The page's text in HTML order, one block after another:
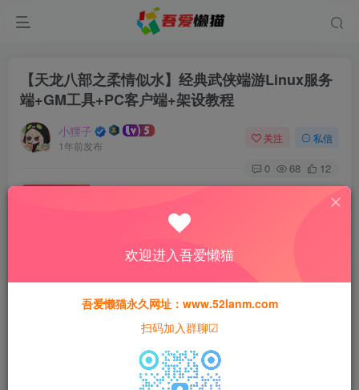
【天龙八部之柔情似水】经典武侠端游Linux服务
端+GM工具+PC客户端+架设教程
小狸子
1年前发布
关注 私信
0 68 12
此内容为付费资源，请付费后查看
猫粮30
黄金会员猫粮15 钻石会员 免费
本站所有资源均为网络收集整理而来，仅供学习研究使用，请在下
载后24h内删除，谢谢合作！
欢迎进入吾爱懒猫
吾爱懒猫永久网址：www.52lanm.com
扫码加入群聊☑